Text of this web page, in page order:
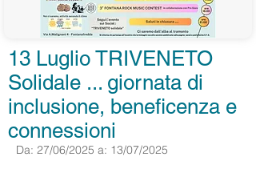
13 Luglio TRIVENETO
Solidale ... giornata di
inclusione, beneficenza e
connessioni
Da: 27/06/2025 a: 13/07/2025